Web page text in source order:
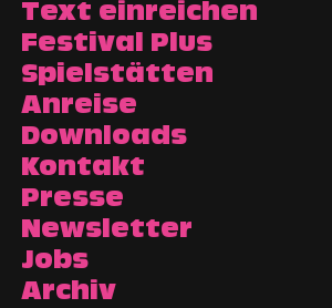
Text einreichen
Festival Plus
Spielstätten
Anreise
Downloads
Kontakt
Presse
Newsletter
Jobs
Archiv